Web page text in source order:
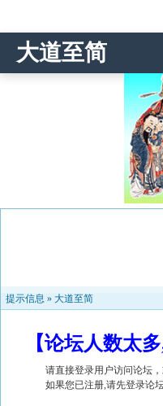
大道至简
提示信息 » 大道至简
【论坛人数太
请直接登录用户访问论坛
如果您已注册,请先登录论